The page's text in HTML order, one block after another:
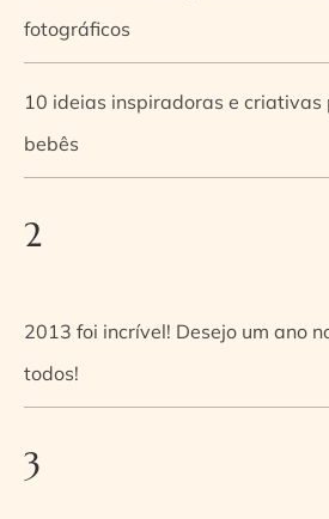
fotográficos
10 ideias inspiradoras e criativas
bebês
2
2013 foi incrível! Desejo um ano
todos!
3